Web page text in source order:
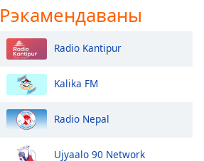
Рэкамендаваны
Radio Kantipur
Kalika FM
Radio Nepal
Ujyaalo 90 Network